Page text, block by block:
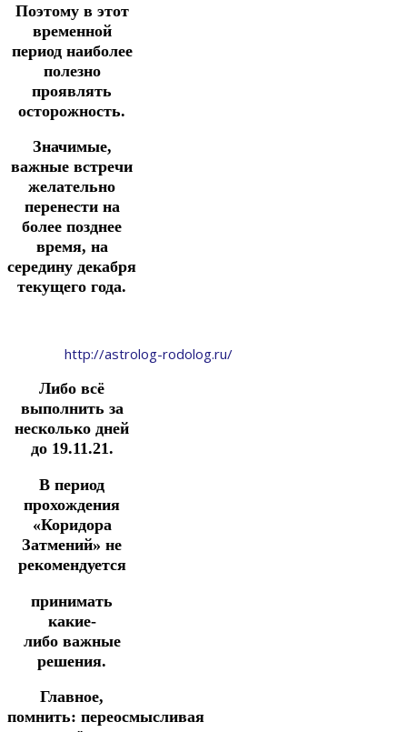
Поэтому в этот
временной
период наиболее
полезно
проявлять
осторожность.
Значимые,
важные встречи
желательно
перенести на
более позднее
время, на
середину декабря
текущего года.
http://astrolog-rodolog.ru/
Либо всё
выполнить за
несколько дней
до 19.11.21.
В период
прохождения
«Коридора
Затмений» не
рекомендуется
принимать
какие-
либо важные
решения.
Главное,
помнить: переосмысливая